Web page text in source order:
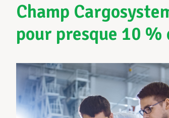
Champ
pour presque 10 %